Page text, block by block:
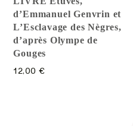
d’Emmanuel Genvrin et
L’Esclavage des Nègres,
d’après Olympe de
Gouges
12,00€